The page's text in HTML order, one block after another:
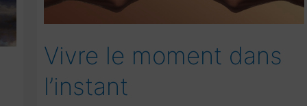
Vivre le moment dans
l’instant